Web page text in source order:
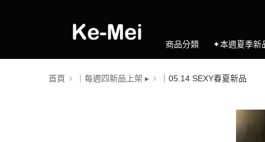
商品分類 ✦本週夏季新
首頁 ｜每週四新品上架 ▸ ｜05.14 SEXY春夏新品